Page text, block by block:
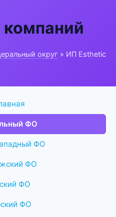
округ » ИП Esthetic
ФО
ФО
ФО
ФО
ФО